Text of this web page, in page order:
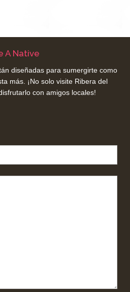
A Native
diseñadas para sumergirte como
más. ¡No solo visite Ribera del
con amigos locales!